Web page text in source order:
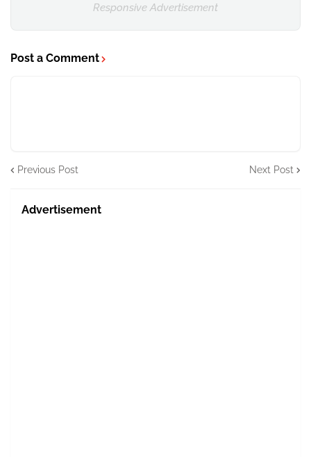
Responsive Advertisement
Post a Comment
Previous Post Next Post
Advertisement